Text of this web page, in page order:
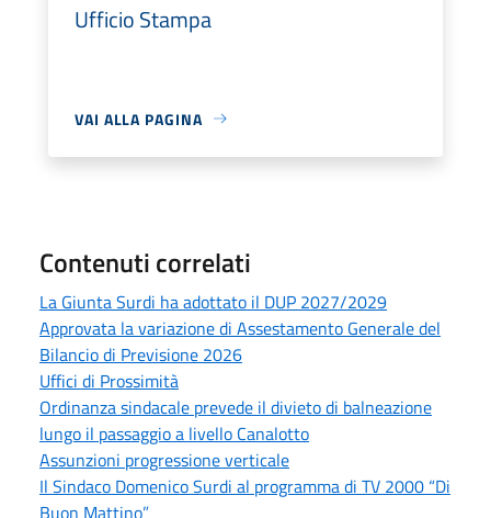
Ufficio Stampa
VAI ALLA PAGINA
Contenuti correlati
La Giunta Surdi ha adottato il DUP 2027/2029
Approvata la variazione di Assestamento Generale del
Bilancio di Previsione 2026
Uffici di Prossimità
Ordinanza sindacale prevede il divieto di balneazione
lungo il passaggio a livello Canalotto
Assunzioni progressione verticale
Il Sindaco Domenico Surdi al programma di TV 2000 “Di
Buon Mattino”